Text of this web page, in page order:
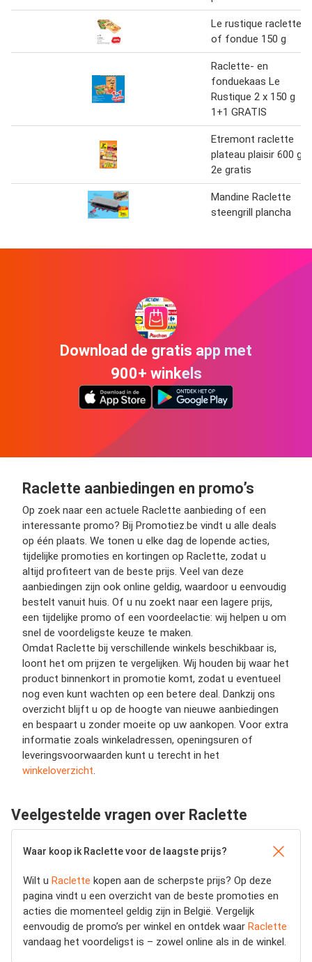
Le rustique raclette
of fondue 150 g
Raclette- en
fonduekaas Le
Rustique 2 x 150 g
1+1 GRATIS
Etremont raclette
plateau plaisir 600 g
2e gratis
Mandine Raclette
steengrill plancha
Download de gratis app met
900+ winkels
Raclette aanbiedingen en promo’s
Op zoek naar een actuele Raclette aanbieding of een
interessante promo? Bij Promotiez.be vindt u alle deals
op één plaats. We tonen u elke dag de lopende acties,
tijdelijke promoties en kortingen op Raclette, zodat u
altijd profiteert van de beste prijs. Veel van deze
aanbiedingen zijn ook online geldig, waardoor u eenvoudig
bestelt vanuit huis. Of u nu zoekt naar een lagere prijs,
een tijdelijke promo of een voordeelactie: wij helpen u om
snel de voordeligste keuze te maken.
Omdat Raclette bij verschillende winkels beschikbaar is,
loont het om prijzen te vergelijken. Wij houden bij waar het
product binnenkort in promotie komt, zodat u eventueel
nog even kunt wachten op een betere deal. Dankzij ons
overzicht blijft u op de hoogte van nieuwe aanbiedingen
en bespaart u zonder moeite op uw aankopen. Voor extra
informatie zoals winkeladressen, openingsuren of
leveringsvoorwaarden kunt u terecht in het
winkeloverzicht.
Veelgestelde vragen over Raclette
Waar koop ik Raclette voor de laagste prijs?
Wilt u Raclette kopen aan de scherpste prijs? Op deze
pagina vindt u een overzicht van de beste promoties en
acties die momenteel geldig zijn in België. Vergelijk
eenvoudig de promo’s per winkel en ontdek waar Raclette
vandaag het voordeligst is – zowel online als in de winkel.